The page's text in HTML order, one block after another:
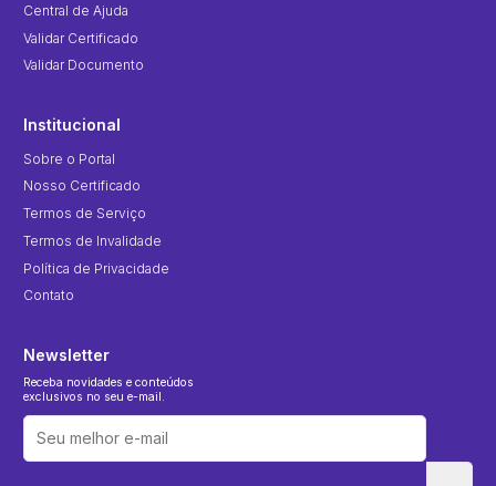
Central de Ajuda
Validar Certificado
Validar Documento
Institucional
Sobre o Portal
Nosso Certificado
Termos de Serviço
Termos de Invalidade
Política de Privacidade
Contato
Newsletter
Receba novidades e conteúdos
exclusivos no seu e-mail.